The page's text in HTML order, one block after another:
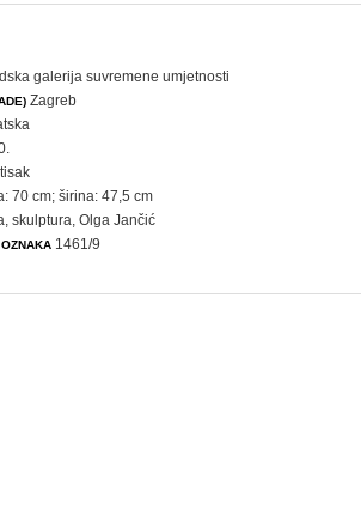
galerija suvremene umjetnosti
Zagreb
70 cm; širina: 47,5 cm
,skulptura , Olga Jančić
1461/9